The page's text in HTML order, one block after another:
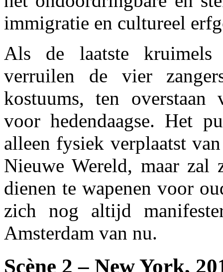
immigratie en cultureel
Als de laatste kruimels
verruilen de vier
kostuums, ten
voor hedendaagse. Het
alleen fysiek verplaatst
Nieuwe Wereld, maar zal
dienen te wapenen voor
zich nog altijd
Amsterdam van nu.
Scène 2 – New York,